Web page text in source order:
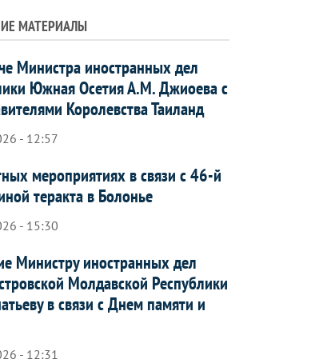
МАТЕРИАЛЫ
Министра иностранных дел
Южная Осетия А.М. Джиоева с
Королевства Таиланд
- 12:57
мероприятиях в связи с 46-й
теракта в Болонье
- 15:30
Министру иностранных дел
Молдавской Республики
в связи с Днем памяти и
- 12:31